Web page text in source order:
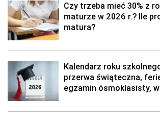
Czy trzeba mieć 30% z
maturze w 2026 r.? Ile
matura?
Kalendarz roku
przerwa świąteczna,
egzamin ósmoklasisty,